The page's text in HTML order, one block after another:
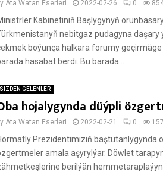
Ata Watan Eserleri 2022-02-26 0
Kabinetiniň Başlygynyň
nebitgaz pudagyna daşary
boýunça halkara forumy
hasabat berdi. Bu barada...
SIZDEN GELENLER
hojalygynda düýpli
Ata Watan Eserleri 2022-02-21 0
Prezidentimiziň baştutanlygynda
amala aşyrylýar. Döwlet
berilýän